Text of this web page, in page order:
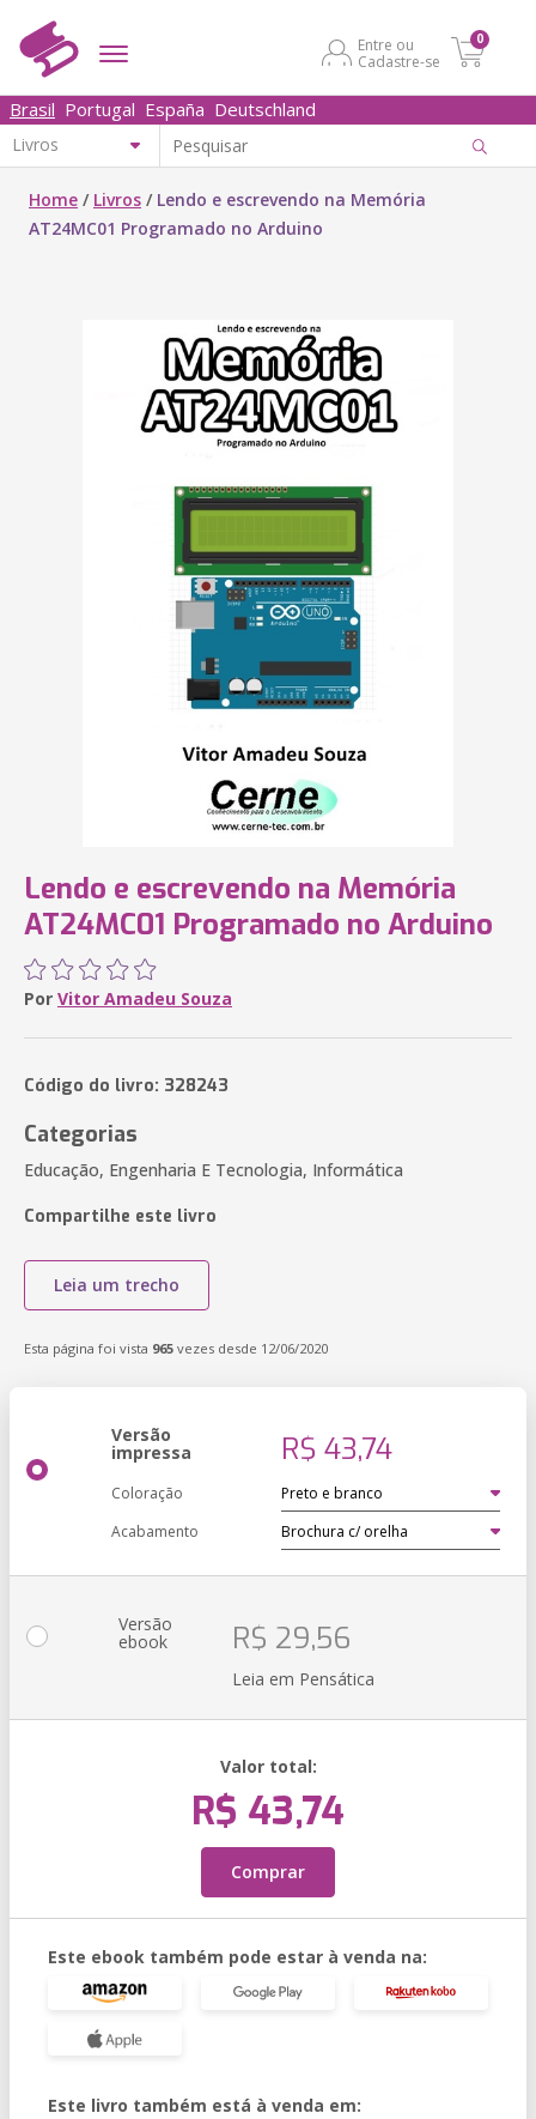
Entre ou
Cadastre-se
0
Brasil Portugal España Deutschland
Home / Livros / Lendo e escrevendo na Memória
AT24MC01 Programado no Arduino
Lendo e escrevendo na Memória
AT24MC01 Programado no Arduino
Por Vitor Amadeu Souza
Código do livro: 328243
Categorias
Educação, Engenharia E Tecnologia, Informática
Compartilhe este livro
Leia um trecho
Esta página foi vista 965 vezes desde 12/06/2020
Versão
impressa R$ 43,74
Coloração
Acabamento
Versão
ebook R$ 29,56
Leia em Pensática
Valor total:
R$ 43,74
Comprar
Este ebook também pode estar à venda na:
Este livro também está à venda em: